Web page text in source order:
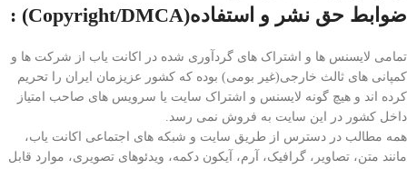
ضوابط حق نشر و استفاده(Copyright/DMCA) :
تمامی لایسنس ها و اشتراک های گردآوری شده در اکانت یاب از شرکت ها و
کمپانی های ثالث خارجی(غیر بومی) بوده که کشور عزیزمان ایران را تحریم
کرده اند و هیچ گونه لایسنس و اشتراک سایت یا سرویس های صاحب امتیاز
داخل کشور در این سایت به فروش نمی رسد.
همه مطالب در دسترس از طریق سایت و شبکه های اجتماعی اکانت یاب،
مانند متن، تصاویر، گرافیک، آرم، آیکون دکمه، ویدئوهای تصویری، موارد قابل